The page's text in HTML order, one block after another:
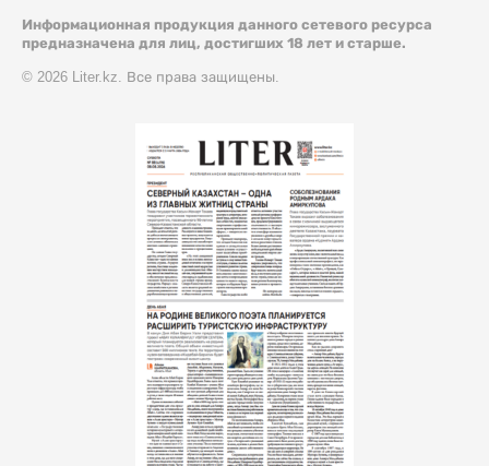
Информационная продукция данного сетевого ресурса
предназначена для лиц, достигших 18 лет и старше.
© 2026 Liter.kz. Все права защищены.